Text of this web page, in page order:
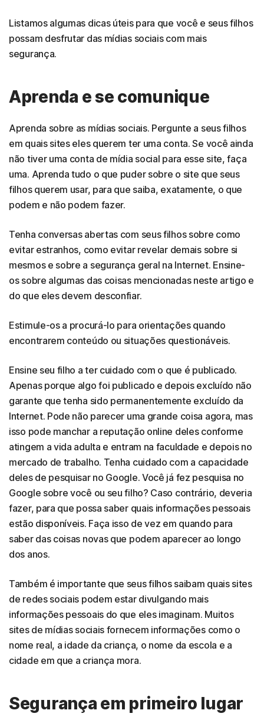
Listamos algumas dicas úteis para que você e seus filhos
possam desfrutar das mídias sociais com mais
segurança.
Aprenda e se comunique
Aprenda sobre as mídias sociais. Pergunte a seus filhos
em quais sites eles querem ter uma conta. Se você ainda
não tiver uma conta de mídia social para esse site, faça
uma. Aprenda tudo o que puder sobre o site que seus
filhos querem usar, para que saiba, exatamente, o que
podem e não podem fazer.
Tenha conversas abertas com seus filhos sobre como
evitar estranhos, como evitar revelar demais sobre si
mesmos e sobre a segurança geral na Internet. Ensine-
os sobre algumas das coisas mencionadas neste artigo e
do que eles devem desconfiar.
Estimule-os a procurá-lo para orientações quando
encontrarem conteúdo ou situações questionáveis.
Ensine seu filho a ter cuidado com o que é publicado.
Apenas porque algo foi publicado e depois excluído não
garante que tenha sido permanentemente excluído da
Internet. Pode não parecer uma grande coisa agora, mas
isso pode manchar a reputação online deles conforme
atingem a vida adulta e entram na faculdade e depois no
mercado de trabalho. Tenha cuidado com a capacidade
deles de pesquisar no Google. Você já fez pesquisa no
Google sobre você ou seu filho? Caso contrário, deveria
fazer, para que possa saber quais informações pessoais
estão disponíveis. Faça isso de vez em quando para
saber das coisas novas que podem aparecer ao longo
dos anos.
Também é importante que seus filhos saibam quais sites
de redes sociais podem estar divulgando mais
informações pessoais do que eles imaginam. Muitos
sites de mídias sociais fornecem informações como o
nome real, a idade da criança, o nome da escola e a
cidade em que a criança mora.
Segurança em primeiro lugar